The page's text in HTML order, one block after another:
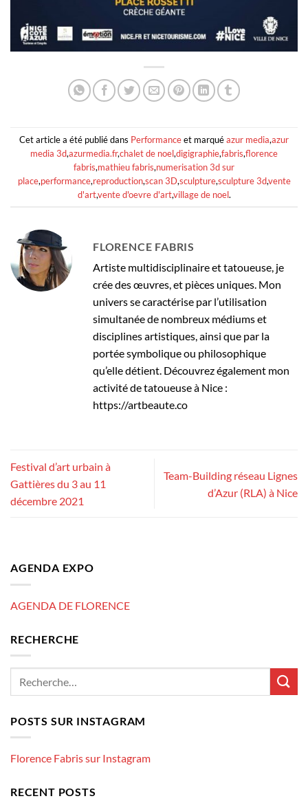
Cet article a été publié dans Performanceet marquéazur media,azur
media 3d,azurmedia.fr,chalet de noel,digigraphie,fabris,florence
fabris,mathieu fabris,numerisation 3d sur
place,performance,reproduction,scan 3D,sculpture,sculpture 3d,vente
d'art,vente d'oevre d'art,village de noel.
FLORENCE FABRIS
Artiste multidisciplinaire et tatoueuse, je
crée des œuvres, et pièces uniques. Mon
univers se caractérise par l’utilisation
simultanée de nombreux médiums et
disciplines artistiques, ainsi que par la
portée symbolique ou philosophique
qu’elle détient. Découvrez également mon
activité de tatoueuse à Nice :
https://artbeaute.co
Festival d’art urbain à
Gattières du 3 au 11
décembre 2021
Team-Building réseau Lignes
d’Azur (RLA) à Nice
AGENDA EXPO
AGENDA DE FLORENCE
RECHERCHE
POSTS SUR INSTAGRAM
Florence Fabris sur Instagram
RECENT POSTS